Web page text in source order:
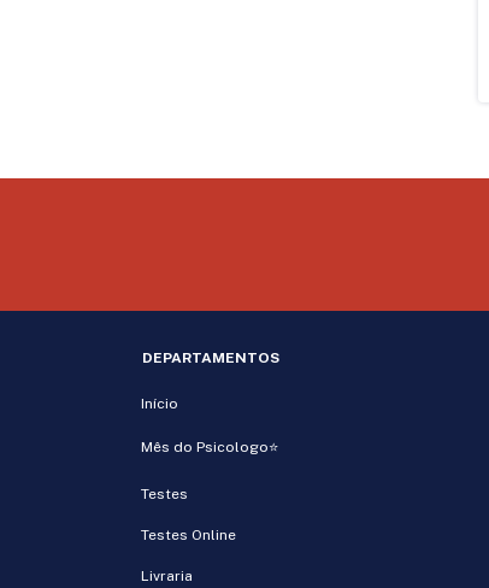
DEPARTAMENTOS
Início
Mês do Psicologo⭐
Testes
Testes Online
Livraria